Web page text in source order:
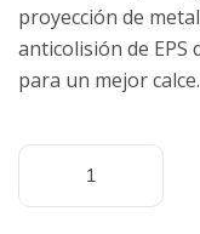
proyección de
anticolisión de EPS
para un mejor calce.